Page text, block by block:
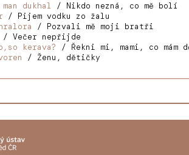
dukhal / Nikdo nezná, co mě bolí
/ Pijem vodku zo žalu
/ Pozvali mě moji bratři
/ Večer nepřijde
kerava?
/ Řekni mi, mami, co mám
/ Ženu, dětičky